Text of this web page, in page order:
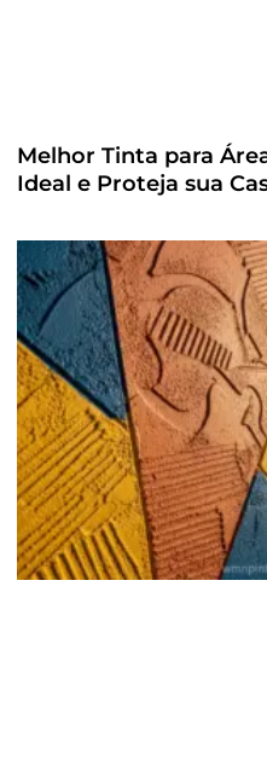
Melhor Tinta para
Ideal e Proteja sua